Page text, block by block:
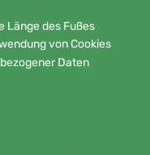
Länge des Fußes
von Cookies
Daten